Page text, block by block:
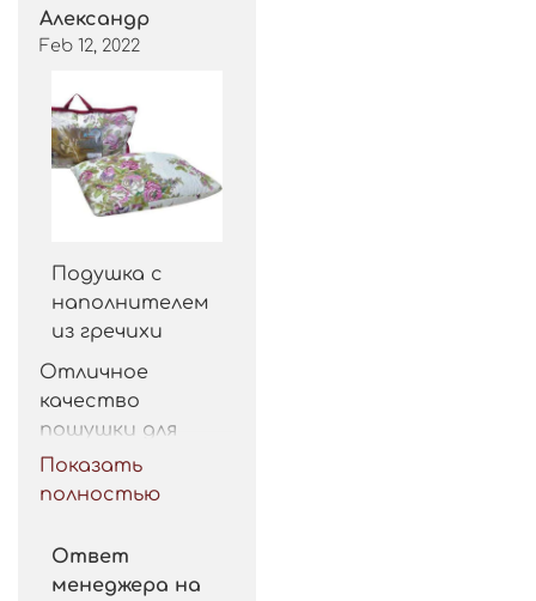
Александр
Feb 12, 2022
Подушка с
наполнителем
из гречихи
Отличное
качество
пошушки для
такой цены.
Рекомендую.
Показать
полностью
Ответ
менеджера на